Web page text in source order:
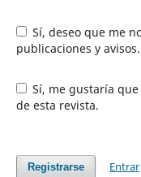
Sí, deseo que me notifiquen acerca de nuevas
publicaciones y avisos.
Sí, me gustaría que me contactaran para revisar artículos
de esta revista.
Registrarse Entrar